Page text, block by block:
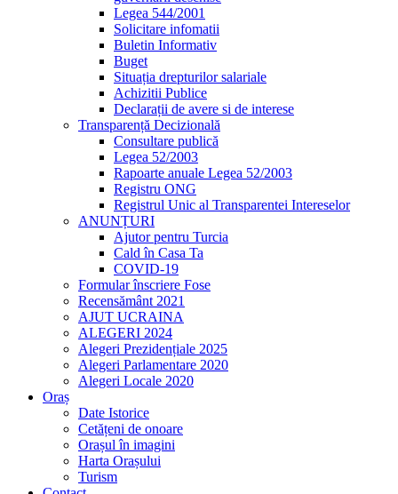
Legea 544/2001
Solicitare infomatii
Buletin Informativ
Buget
Situația drepturilor salariale
Achizitii Publice
Declarații de avere si de interese
Transparență Decizională
Consultare publică
Legea 52/2003
Rapoarte anuale Legea 52/2003
Registru ONG
Registrul Unic al Transparentei Intereselor
ANUNȚURI
Ajutor pentru Turcia
Cald în Casa Ta
COVID-19
Formular înscriere Fose
Recensământ 2021
AJUT UCRAINA
ALEGERI 2024
Alegeri Prezidențiale 2025
Alegeri Parlamentare 2020
Alegeri Locale 2020
Oraș
Date Istorice
Cetățeni de onoare
Orașul în imagini
Harta Orașului
Turism